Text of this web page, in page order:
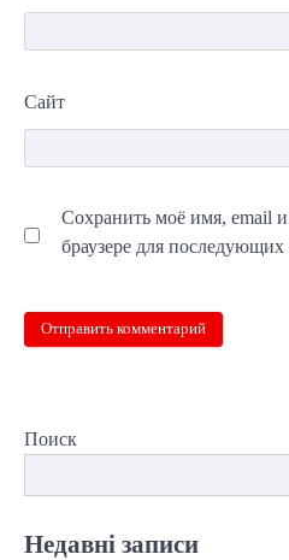
Сайт
Сохранить моё имя, email и
браузере для
Поиск
Недавні записи